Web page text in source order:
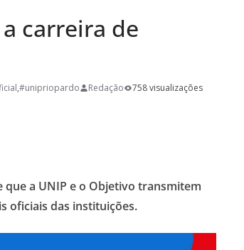
carreira de
,#unipriopardo Redação 758 visualizações
que a UNIP e o Objetivo transmitem
oficiais das instituições.